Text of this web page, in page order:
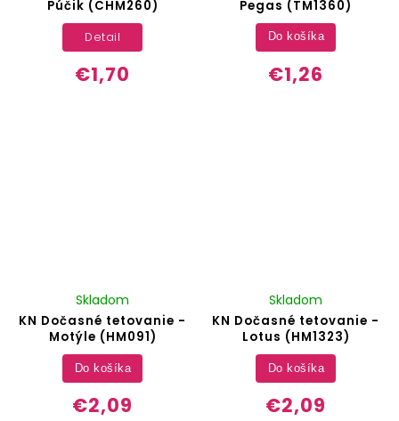
Púčik (CHM260)
€1,70
Detail
Pegas (TM1360)
€1,26
Do košíka
KN Dočasné tetovanie -
Motýle (HM091)
Skladom
€2,09
Do košíka
KN Dočasné tetovanie -
Lotus (HM1323)
Skladom
€2,09
Do košíka